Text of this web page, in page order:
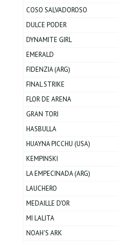
COSO SALVADOROSO
DULCE PODER
DYNAMITE GIRL
EMERALD
FIDENZIA (ARG)
FINAL STRIKE
FLOR DE ARENA
GRAN TORI
HASBULLA
HUAYNA PICCHU (USA)
KEMPINSKI
LA EMPECINADA (ARG)
LAUCHERO
MEDAILLE D'OR
MI LALITA
NOAH'S ARK